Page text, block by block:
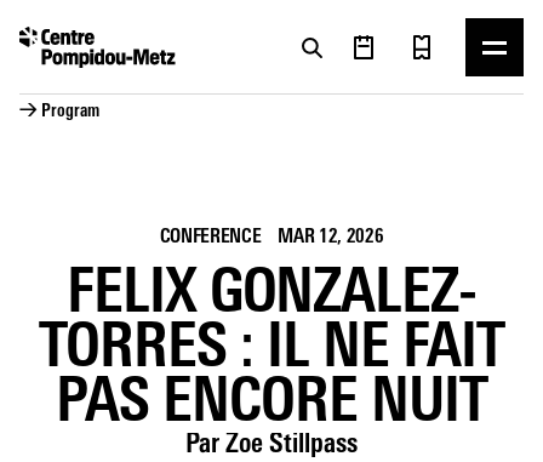
→ Program
CONFERENCE MAR 12, 2026
FELIX GONZALEZ-
TORRES : IL NE FAIT
PAS ENCORE NUIT
Par Zoe Stillpass